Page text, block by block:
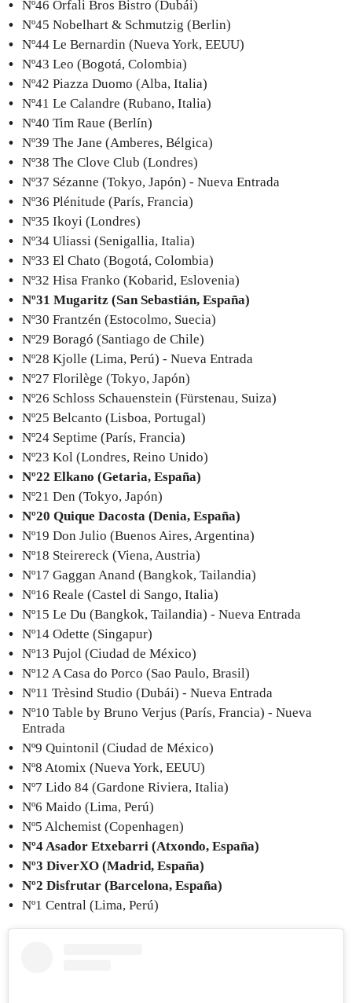
Nº46 Orfali Bros Bistro (Dubái)
Nº45 Nobelhart & Schmutzig (Berlin)
Nº44 Le Bernardin (Nueva York, EEUU)
Nº43 Leo (Bogotá, Colombia)
Nº42 Piazza Duomo (Alba, Italia)
Nº41 Le Calandre (Rubano, Italia)
Nº40 Tim Raue (Berlín)
Nº39 The Jane (Amberes, Bélgica)
Nº38 The Clove Club (Londres)
Nº37 Sézanne (Tokyo, Japón) - Nueva Entrada
Nº36 Plénitude (París, Francia)
Nº35 Ikoyi (Londres)
Nº34 Uliassi (Senigallia, Italia)
Nº33 El Chato (Bogotá, Colombia)
Nº32 Hisa Franko (Kobarid, Eslovenia)
Nº31 Mugaritz (San Sebastián, España)
Nº30 Frantzén (Estocolmo, Suecia)
Nº29 Boragó (Santiago de Chile)
Nº28 Kjolle (Lima, Perú) - Nueva Entrada
Nº27 Florilège (Tokyo, Japón)
Nº26 Schloss Schauenstein (Fürstenau, Suiza)
Nº25 Belcanto (Lisboa, Portugal)
Nº24 Septime (París, Francia)
Nº23 Kol (Londres, Reino Unido)
Nº22 Elkano (Getaria, España)
Nº21 Den (Tokyo, Japón)
Nº20 Quique Dacosta (Denia, España)
Nº19 Don Julio (Buenos Aires, Argentina)
Nº18 Steirereck (Viena, Austria)
Nº17 Gaggan Anand (Bangkok, Tailandia)
Nº16 Reale (Castel di Sango, Italia)
Nº15 Le Du (Bangkok, Tailandia) - Nueva Entrada
Nº14 Odette (Singapur)
Nº13 Pujol (Ciudad de México)
Nº12 A Casa do Porco (Sao Paulo, Brasil)
Nº11 Trèsind Studio (Dubái) - Nueva Entrada
Nº10 Table by Bruno Verjus (París, Francia) - Nueva
Entrada
Nº9 Quintonil (Ciudad de México)
Nº8 Atomix (Nueva York, EEUU)
Nº7 Lido 84 (Gardone Riviera, Italia)
Nº6 Maido (Lima, Perú)
Nº5 Alchemist (Copenhagen)
Nº4 Asador Etxebarri (Atxondo, España)
Nº3 DiverXO (Madrid, España)
Nº2 Disfrutar (Barcelona, España)
Nº1 Central (Lima, Perú)